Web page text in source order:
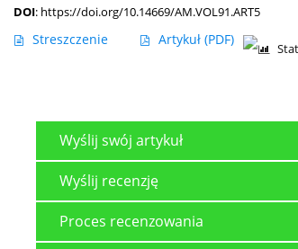
DOI: https://doi.org/10.14669/AM.VOL91.ART5
Streszczenie Artykuł (PDF)
Wyślij swój artykuł
Wyślij recenzję
Proces recenzowania